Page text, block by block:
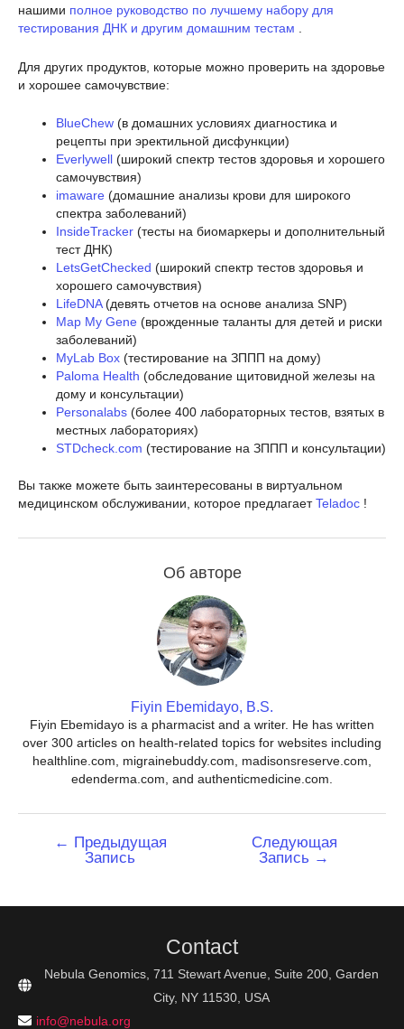
нашими полное руководство по лучшему набору для
тестирования ДНК и другим домашним тестам .
Для других продуктов, которые можно проверить на здоровье
и хорошее самочувствие:
BlueChew (в домашних условиях диагностика и
рецепты при эректильной дисфункции)
Everlywell (широкий спектр тестов здоровья и хорошего
самочувствия)
imaware (домашние анализы крови для широкого
спектра заболеваний)
InsideTracker (тесты на биомаркеры и дополнительный
тест ДНК)
LetsGetChecked (широкий спектр тестов здоровья и
хорошего самочувствия)
LifeDNA(девять отчетов на основе анализа SNP)
Map My Gene (врожденные таланты для детей и риски
заболеваний)
MyLab Box (тестирование на ЗППП на дому)
Paloma Health (обследование щитовидной железы на
дому и консультации)
Personalabs (более 400 лабораторных тестов, взятых в
местных лабораториях)
STDcheck.com (тестирование на ЗППП и консультации)
Вы также можете быть заинтересованы в виртуальном
медицинском обслуживании, которое предлагаетTeladoc !
Об авторе
Fiyin Ebemidayo, B.S.
Fiyin Ebemidayo is a pharmacist and a writer. He has written
over 300 articles on health-related topics for websites including
healthline.com, migrainebuddy.com, madisonsreserve.com,
edenderma.com, and authenticmedicine.com.
Навигация
← Предыдущая
Запись
Следующая
Запись →
Contact
Nebula Genomics, 711 Stewart Avenue, Suite 200, Garden
City, NY 11530, USA
info@nebula.org